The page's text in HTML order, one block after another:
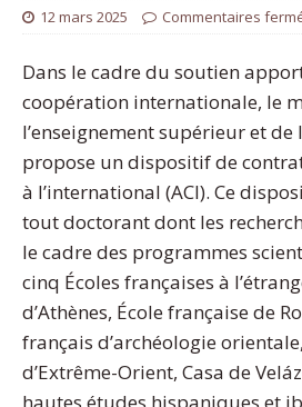
12 mars 2025 Commentaires
Dans le cadre du soutien
coopération internationale, le
l’enseignement supérieur et de
propose un dispositif de
à l’international (ACI). Ce
tout doctorant dont les
le cadre des programmes
cinq Écoles françaises à
d’Athènes, École française de
français d’archéologie
d’Extrême-Orient, Casa de
hautes études hispaniques et